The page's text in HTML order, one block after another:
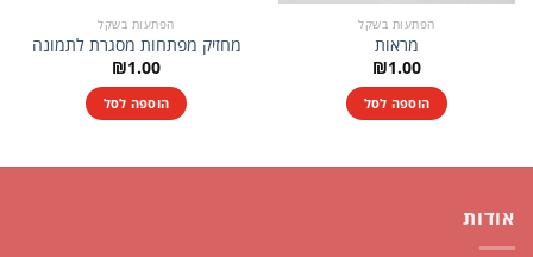
הפתעות בשקל
מראות
₪1.00
הוספה לסל
הפתעות בשקל
מחזיק מפתחות מסגרת לתמונה
₪1.00
הוספה לסל
אודות